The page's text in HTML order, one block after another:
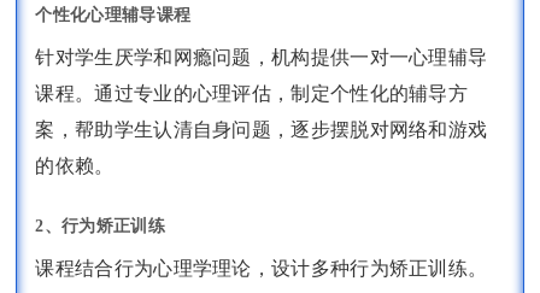
个性化心理辅导课程
针对学生厌学和网瘾问题，机构提供一对一心理辅导
课程。通过专业的心理评估，制定个性化的辅导方
案，帮助学生认清自身问题，逐步摆脱对网络和游戏
的依赖。
2、行为矫正训练
课程结合行为心理学理论，设计多种行为矫正训练。